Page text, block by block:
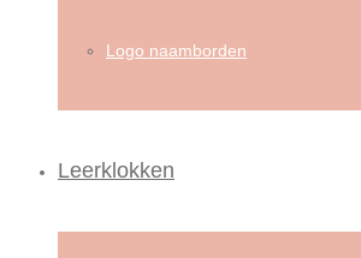
Logo naamborden
Leerklokken